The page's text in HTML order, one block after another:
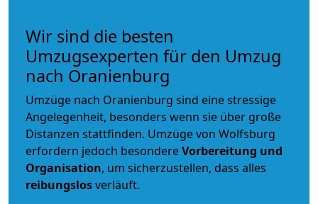
Wir sind die besten
Umzugsexperten für den Umzug
nach Oranienburg
Umzüge nach Oranienburg sind eine stressige
Angelegenheit, besonders wenn sie über große
Distanzen stattfinden. Umzüge von Wolfsburg
erfordern jedoch besondereVorbereitung und
Organisation, um sicherzustellen, dass alles
reibungslosverläuft.